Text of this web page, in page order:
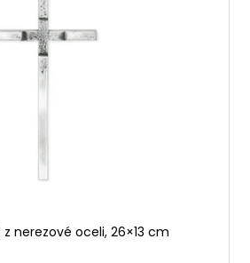
nerezové oceli, 26×13 cm